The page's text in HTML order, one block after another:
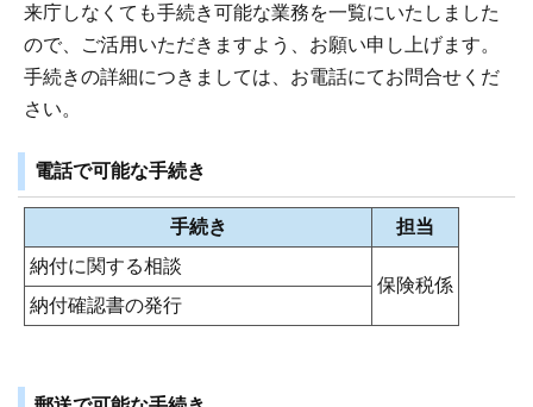
来庁しなくても手続き可能な業務を一覧にいたしました
ので、ご活用いただきますよう、お願い申し上げます。
手続きの詳細につきましては、お電話にてお問合せくだ
さい。
電話で可能な手続き
手続き
担当
納付に関する相談
保険税係
納付確認書の発行